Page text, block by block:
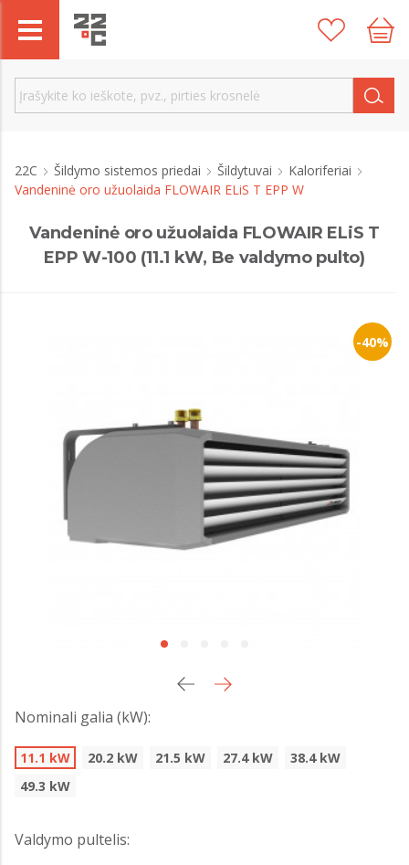
22C Šildymo sistemos priedai Šildytuvai
Kaloriferiai
Vandeninė oro užuolaida FLOWAIR ELiS T EPP W
Vandeninė oro užuolaida FLOWAIR ELiS T
EPP W-100 (11.1 kW, Be valdymo pulto)
-40%
Nominali galia (kW):
11.1 kW 20.2 kW 21.5 kW 27.4 kW
38.4 kW
49.3 kW
Valdymo pultelis: